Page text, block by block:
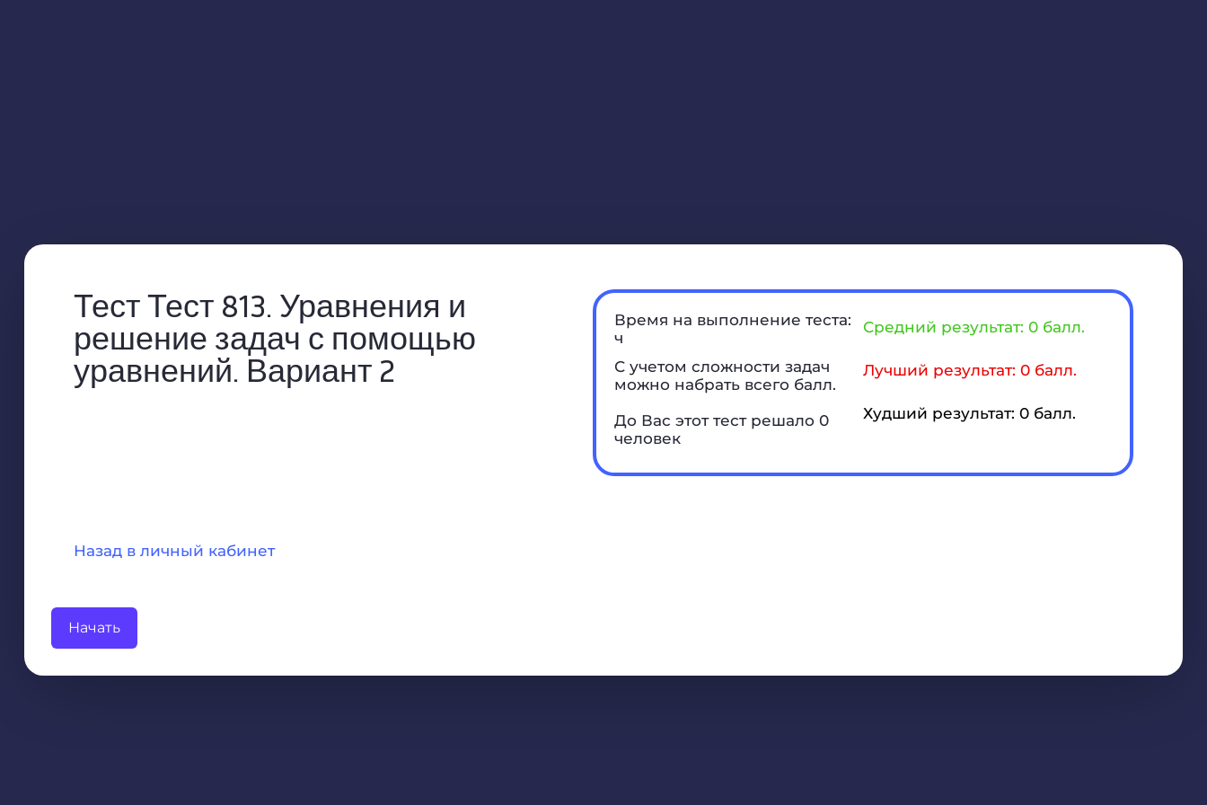
Тест Тест 813. Уравнения и
решение задач с помощью
уравнений. Вариант 2
Время на выполнение теста:
ч
С учетом сложности задач
можно набрать всего балл.
До Вас этот тест решало 0
человек
Средний результат: 0 балл.
Лучший результат: 0 балл.
Худший результат: 0 балл.
Назад в личный кабинет
Начать